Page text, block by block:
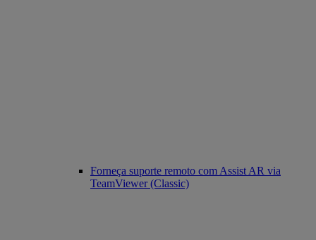
Forneça suporte remoto com Assist AR via
TeamViewer (Classic)